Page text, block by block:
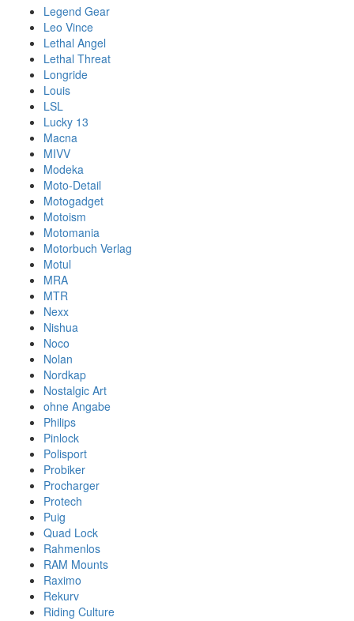
Legend Gear
Leo Vince
Lethal Angel
Lethal Threat
Longride
Louis
LSL
Lucky 13
Macna
MIVV
Modeka
Moto-Detail
Motogadget
Motoism
Motomania
Motorbuch Verlag
Motul
MRA
MTR
Nexx
Nishua
Noco
Nolan
Nordkap
Nostalgic Art
ohne Angabe
Philips
Pinlock
Polisport
Probiker
Procharger
Protech
Puig
Quad Lock
Rahmenlos
RAM Mounts
Raximo
Rekurv
Riding Culture